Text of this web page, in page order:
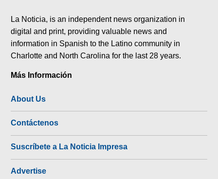
La Noticia, is an independent news organization in
digital and print, providing valuable news and
information in Spanish to the Latino community in
Charlotte and North Carolina for the last 28 years.
Más Información
About Us
Contáctenos
Suscríbete a La Noticia Impresa
Advertise